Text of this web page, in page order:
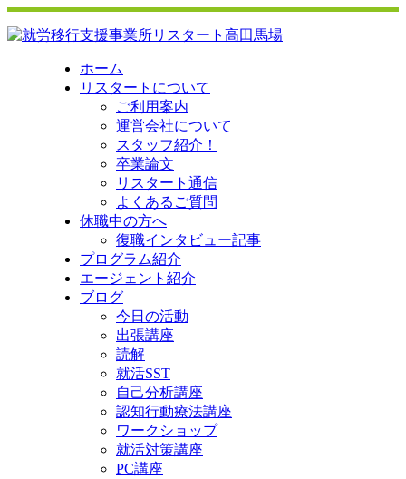
ホーム
リスタートについて
ご利用案内
運営会社について
スタッフ紹介！
卒業論文
リスタート通信
よくあるご質問
休職中の方へ
復職インタビュー記事
プログラム紹介
エージェント紹介
ブログ
今日の活動
出張講座
読解
就活SST
自己分析講座
認知行動療法講座
ワークショップ
就活対策講座
PC講座